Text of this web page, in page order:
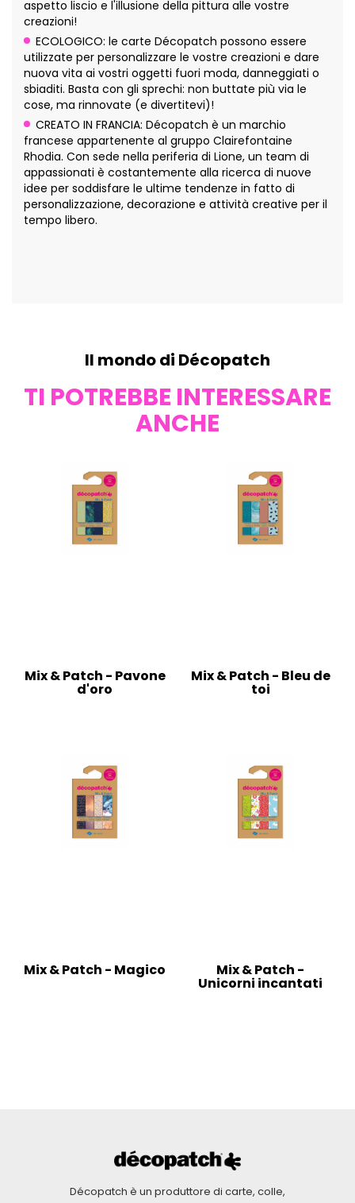
aspetto liscio e l'illusione della pittura alle vostre
creazioni!
ECOLOGICO: le carte Décopatch possono essere
utilizzate per personalizzare le vostre creazioni e dare
nuova vita ai vostri oggetti fuori moda, danneggiati o
sbiaditi. Basta con gli sprechi: non buttate più via le
cose, ma rinnovate (e divertitevi)!
CREATO IN FRANCIA: Décopatch è un marchio
francese appartenente al gruppo Clairefontaine
Rhodia. Con sede nella periferia di Lione, un team di
appassionati è costantemente alla ricerca di nuove
idee per soddisfare le ultime tendenze in fatto di
personalizzazione, decorazione e attività creative per il
tempo libero.
Il mondo di Décopatch
TI POTREBBE INTERESSARE
ANCHE
Mix & Patch - Pavone
d'oro
Mix & Patch - Bleu de
toi
Mix & Patch - Magico Mix & Patch -
Unicorni incantati
Décopatch è un produttore di carte, colle,